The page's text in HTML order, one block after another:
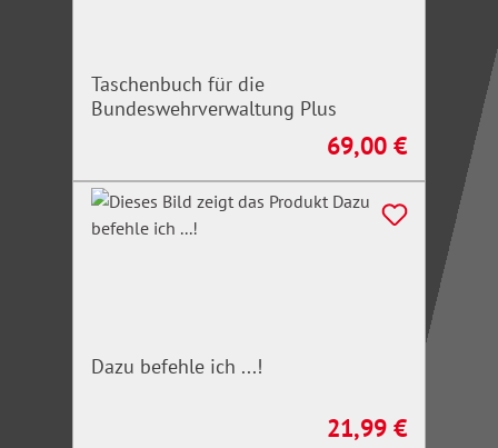
Taschenbuch für die
Bundeswehrverwaltung Plus
Regulärer Preis:
69,00 €
Dazu befehle ich ...!
Regulärer Preis:
21,99 €